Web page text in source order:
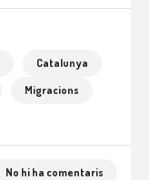
Catalunya
Migracions
No hi ha comentaris